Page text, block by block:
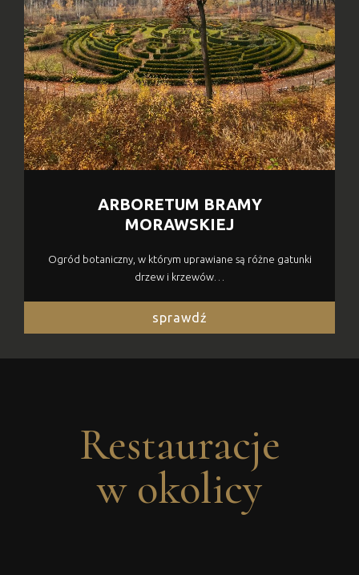
ARBORETUM BRAMY
MORAWSKIEJ
Ogród botaniczny, w którym uprawiane są różne gatunki
drzew i krzewów…
sprawdź
Restauracje
w okolicy